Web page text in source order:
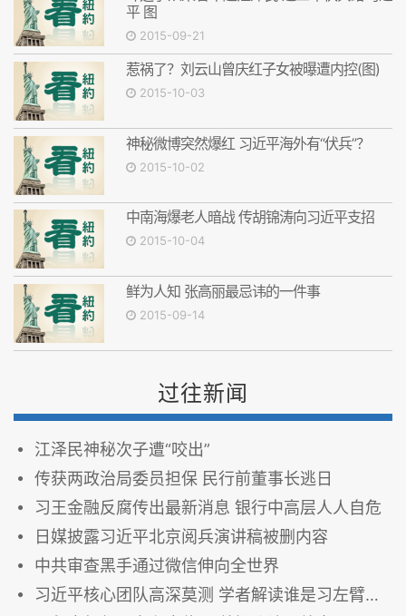
平 图
2015-09-21
惹祸了？刘云山曾庆红子女被曝遭内控(图)
2015-10-03
神秘微博突然爆红 习近平海外有“伏兵”？
2015-10-02
中南海爆老人暗战 传胡锦涛向习近平支招
2015-10-04
鲜为人知 张高丽最忌讳的一件事
2015-09-14
过往新闻
江泽民神秘次子遭“咬出”
传获两政治局委员担保 民行前董事长逃日
习王金融反腐传出最新消息 银行中高层人人自危
日媒披露习近平北京阅兵演讲稿被删内容
中共审查黑手通过微信伸向全世界
习近平核心团队高深莫测 学者解读谁是习左臂右膀